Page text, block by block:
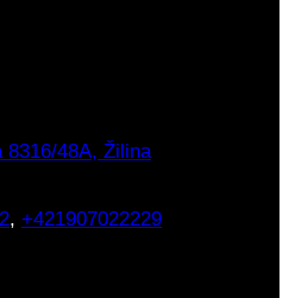
8316/48A, Žilina
, +421907022229